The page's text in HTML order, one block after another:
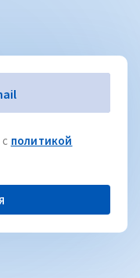
политикой